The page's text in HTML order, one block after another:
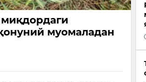
муомаладан